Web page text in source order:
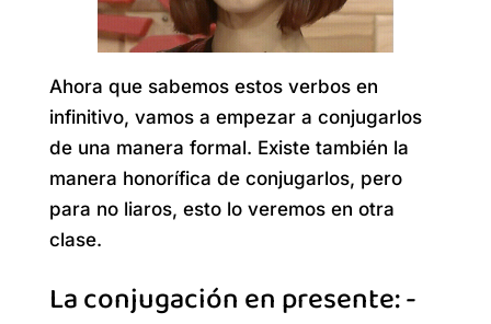
Ahora que sabemos estos verbos en
infinitivo, vamos a empezar a conjugarlos
de una manera formal. Existe también la
manera honorífica de conjugarlos, pero
para no liaros, esto lo veremos en otra
clase.
La conjugación en presente: -